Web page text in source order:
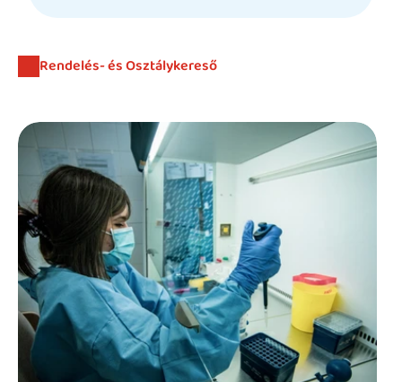
Szülőknek
HEIM Akadémia
Karrier
Rendelés- és Osztálykereső